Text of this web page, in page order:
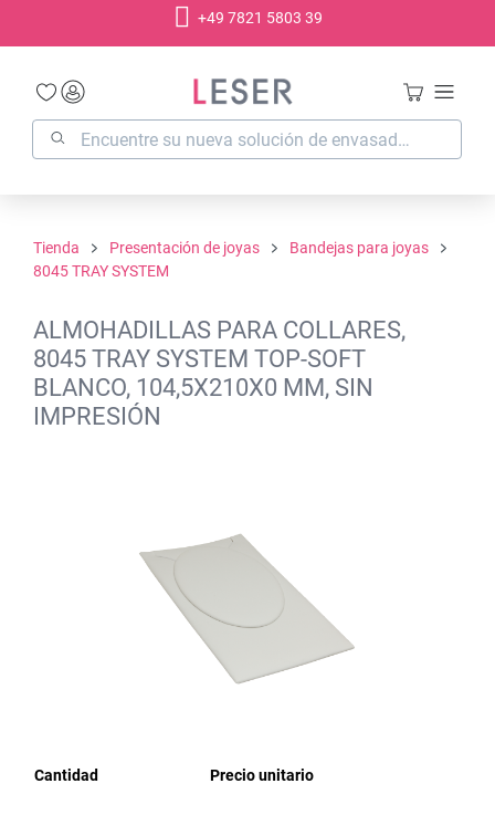
+49 7821 5803 39
Tienda Presentación de joyas
Bandejas para joyas
8045 TRAY SYSTEM
ALMOHADILLAS PARA COLLARES,
8045 TRAY SYSTEM TOP-SOFT
BLANCO, 104,5X210X0 MM, SIN
IMPRESIÓN
Cantidad Precio unitario